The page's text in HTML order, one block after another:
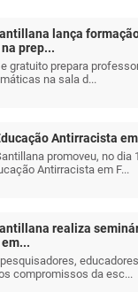
lança
prep...
gratuito prepara
na sala d...
Antirracista
promoveu, no dia
Antirracista em F...
realiza
compromissos da esc...